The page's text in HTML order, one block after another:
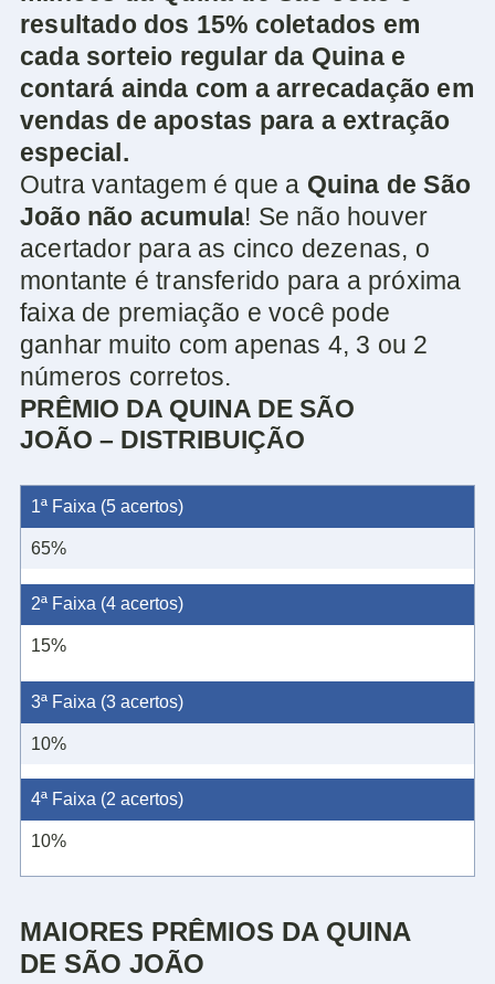
resultado dos 15% coletados em
cada sorteio regular da Quina e
contará ainda com a arrecadação em
vendas de apostas para a extração
especial.
Outra vantagem é que a Quina de São
João não acumula! Se não houver
acertador para as cinco dezenas, o
montante é transferido para a próxima
faixa de premiação e você pode
ganhar muito com apenas 4, 3 ou 2
números corretos.
PRÊMIO DA QUINA DE SÃO
JOÃO – DISTRIBUIÇÃO
1ª Faixa (5 acertos)
65%
2ª Faixa (4 acertos)
15%
3ª Faixa (3 acertos)
10%
4ª Faixa (2 acertos)
10%
MAIORES PRÊMIOS DA QUINA
DE SÃO JOÃO